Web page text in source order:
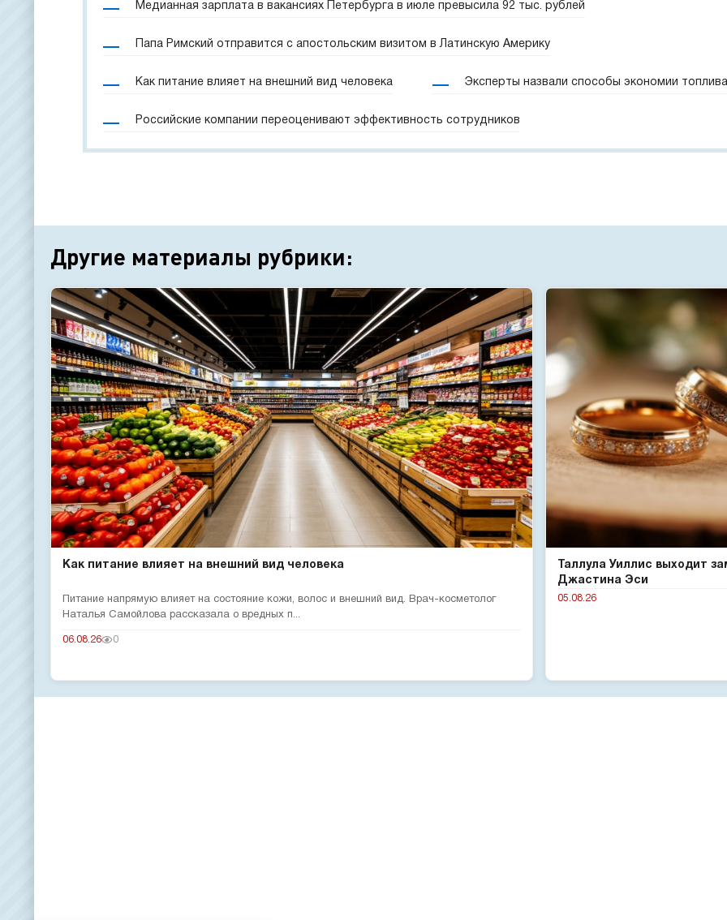
Медианная зарплата в вакансиях Петербурга в июле превысила 92 тыс. рублей
Папа Римский отправится с апостольским визитом в Латинскую Америку
Как питание влияет на внешний вид человека Эксперты назвали способы экономии топлива
Российские компании переоценивают эффективность сотрудников
Другие материалы рубрики:
Как питание влияет на внешний вид человека
Питание напрямую влияет на состояние кожи, волос и внешний вид. Врач-косметолог
Наталья Самойлова рассказала о вредных п...
06.08.26 0
Таллула Уиллис выходит
Джастина Эси
05.08.26